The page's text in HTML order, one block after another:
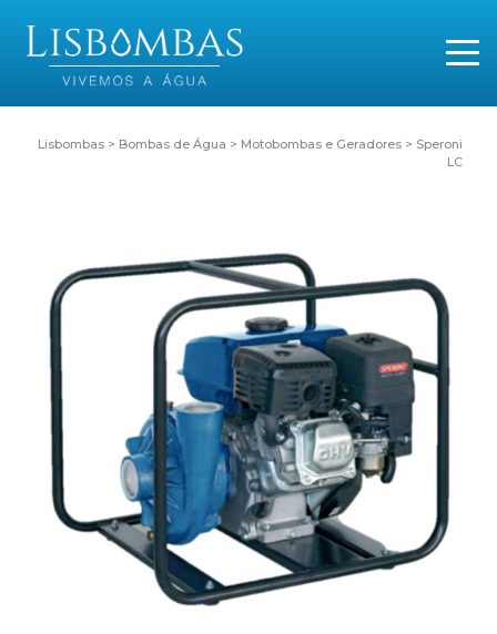
Lisbombas > Bombas de Água > Motobombas e Geradores > Speroni
LC